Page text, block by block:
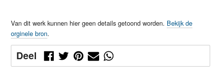
Van dit werk kunnen hier geen details getoond worden. Bekijk de
orginele bron.
Deel